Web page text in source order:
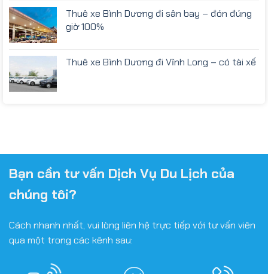
Thuê xe Bình Dương đi sân bay – đón đúng
giờ 100%
Thuê xe Bình Dương đi Vĩnh Long – có tài xế
Bạn cần tư vấn Dịch Vụ Du Lịch của
chúng tôi?
Cách nhanh nhất, vui lòng liên hệ trực tiếp với tư vấn viên
qua một trong các kênh sau: